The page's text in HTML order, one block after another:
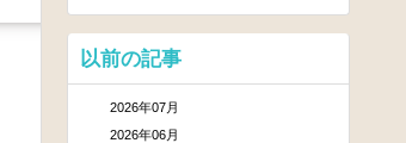
以前の記事
2026年07月
2026年06月